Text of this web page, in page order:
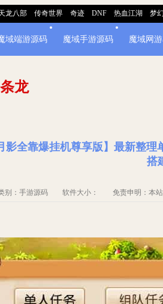
龙八部 传奇世界 奇迹 DNF 热血江湖 梦
域端游源码 魔域手游源码 魔域网
龙
全靠爆挂机尊享版】最新整
搭
别：手游源码 软件大小： 免责申明：本站